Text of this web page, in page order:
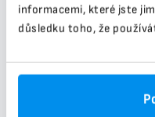
informacemi, které jste
důsledku toho, že